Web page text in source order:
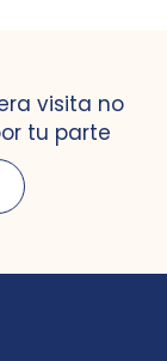
visita no
tu parte